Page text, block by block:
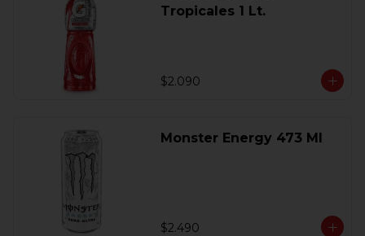
Tropicales 1 Lt.
$2.090
Monster Energy 473 Ml
$2.490